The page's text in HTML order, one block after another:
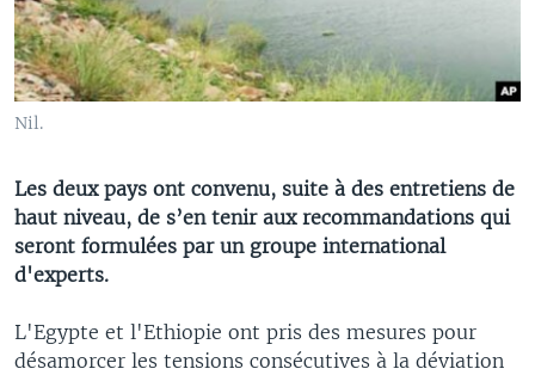
Nil.
Les deux pays ont convenu, suite à des entretiens de
haut niveau, de s’en tenir aux recommandations qui
seront formulées par un groupe international
d'experts.
L'Egypte et l'Ethiopie ont pris des mesures pour
désamorcer les tensions consécutives à la déviation